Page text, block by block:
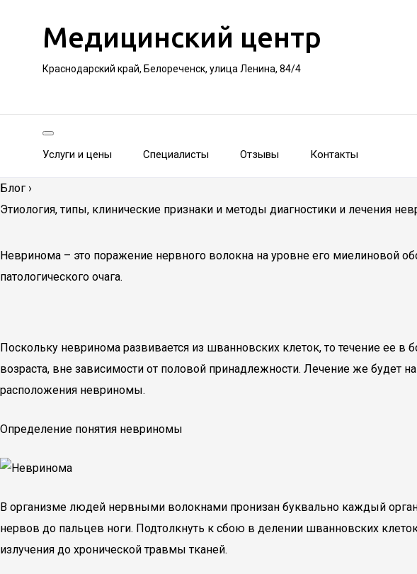
Медицинский центр
Краснодарский край, Белореченск, улица Ленина, 84/4
Услуги и цены Специалисты Отзывы Контакты
Блог ›
Этиология, типы, клинические признаки и методы диагностики и лечения
Невринома – это поражение нервного волокна на уровне его миелиновой
патологического очага.
Поскольку невринома развивается из шванновских клеток, то течение ее
возраста, вне зависимости от половой принадлежности. Лечение же будет
расположения невриномы.
Определение понятия невриномы
В организме людей нервными волокнами пронизан буквально каждый
нервов до пальцев ноги. Подтолкнуть к сбою в делении шванновских
излучения до хронической травмы тканей.